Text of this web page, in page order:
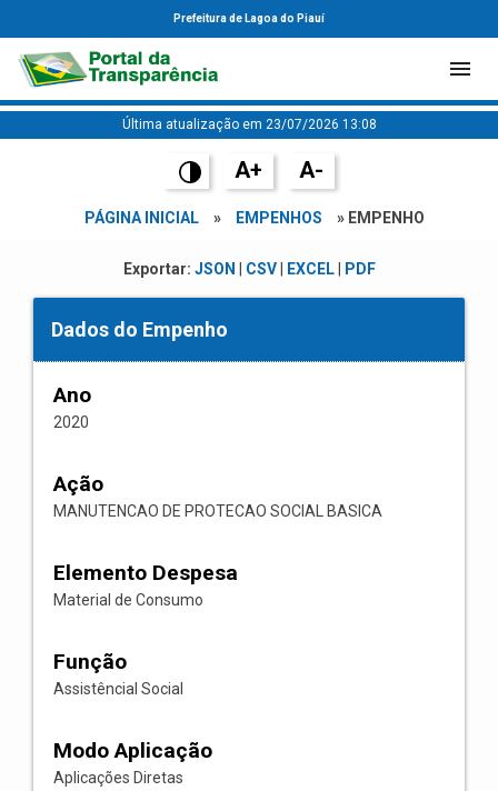
Prefeitura de Lagoa do Piauí
Última atualização em 23/07/2026 13:08
A+ A-
PÁGINA INICIAL » EMPENHOS » EMPENHO
Exportar: JSON CSV| EXCEL| PDF
Dados do Empenho
Ano
2020
Ação
MANUTENCAO DE PROTECAO SOCIAL BASICA
Elemento Despesa
Material de Consumo
Função
Assistêncial Social
Modo Aplicação
Aplicações Diretas